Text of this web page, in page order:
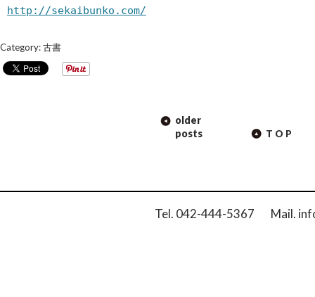
http://sekaibunko.com/
Category:古書
older
posts
TOP
Tel. 042-444-5367 Mail.